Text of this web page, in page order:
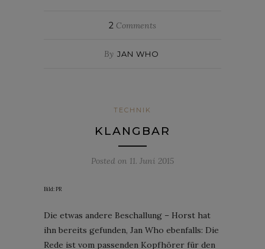
2 Comments
By JAN WHO
TECHNIK
KLANGBAR
Posted on 11. Juni 2015
Bild: PR
Die etwas andere Beschallung – Horst hat
ihn bereits gefunden, Jan Who ebenfalls: Die
Rede ist vom passenden Kopfhörer für den